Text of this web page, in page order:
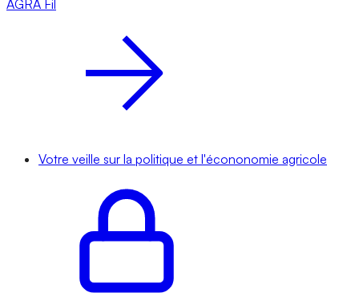
AGRA Fil
Votre veille sur la politique et l'écononomie agricole